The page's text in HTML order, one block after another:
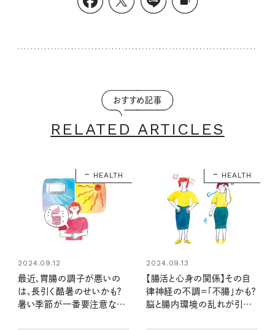
おすすめ記事
RELATED ARTICLES
HEALTH
2024.09.12
最近、胃腸の調子が悪いの
は、長引く酷暑のせいかも？
暑い季節が一番要注意な理
HEALTH
2024.09.13
【腸活と心身の関係】その自
律神経の不調＝「不腸」かも？
脳と腸内環境の乱れが引き